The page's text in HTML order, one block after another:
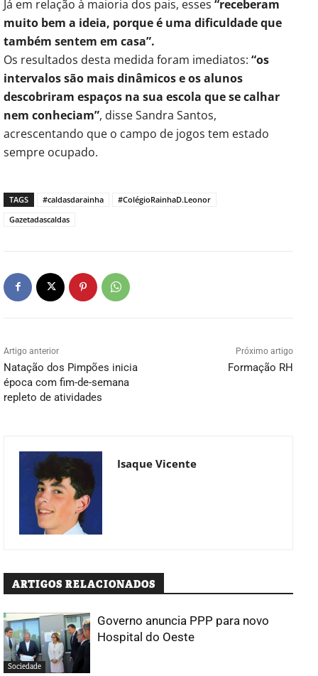
Já em relação à maioria dos pais, esses “receberam
muito bem a ideia, porque é uma dificuldade que
também sentem em casa”.
Os resultados desta medida foram imediatos: “os
intervalos são mais dinâmicos e os alunos
descobriram espaços na sua escola que se calhar
nem conheciam”, disse Sandra Santos,
acrescentando que o campo de jogos tem estado
sempre ocupado.
TAGS #caldasdarainha
#ColégioRainhaD.Leonor
Gazetadascaldas
Artigo anterior
Natação dos Pimpões inicia
época com fim-de-semana
repleto de atividades
Próximo artigo
Formação RH
Isaque Vicente
ARTIGOS RELACIONADOS
Sociedade
Governo anuncia PPP para novo
Hospital do Oeste